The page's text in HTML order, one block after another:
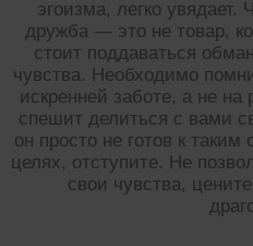
эгоизма, легко
дружба — это не товар,
стоит поддаваться
чувства. Необходимо
искренней заботе, а не
спешит делиться с вами
он просто не готов к
целях, отступите. Не
свои чувства,